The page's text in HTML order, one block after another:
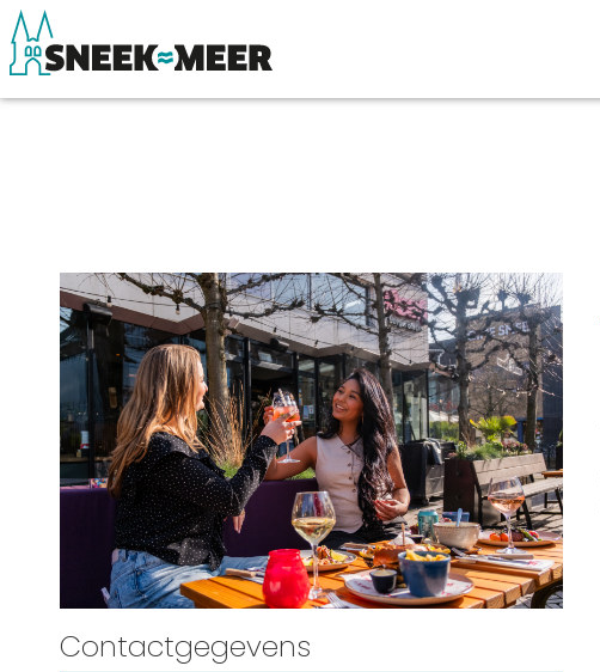
Praktische informatie
Toeristische informatie
Bezienswaardigheden
Watersport
Overnachten
Winkelen
Contactgegevens